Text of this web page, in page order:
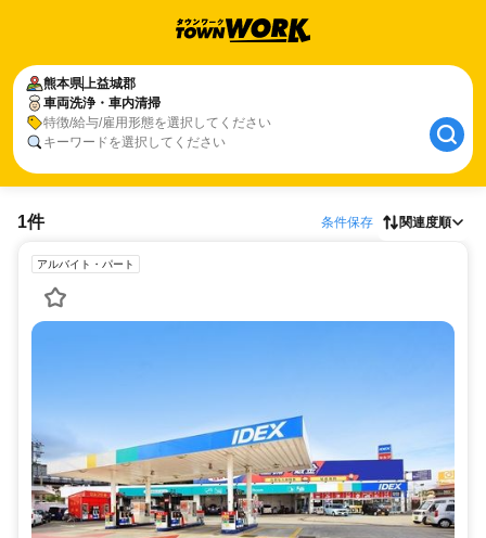
熊本県上益城郡
車両洗浄・車内清掃
特徴/給与/雇用形態を選択してください
キーワードを選択してください
1件 条件保存 関連度順
アルバイト・パート